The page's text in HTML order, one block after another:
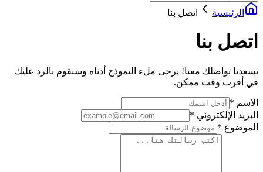
الرئيسية اتصل بنا
اتصل بنا
يسعدنا تواصلك معنا! يرجى ملء النموذج أدناه وسنقوم بالرد عليك
في أقرب وقت ممكن.
الاسم *
البريد الإلكتروني *
الموضوع *